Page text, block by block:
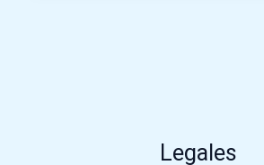
Legales